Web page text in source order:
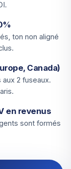
ton non aligné
Canada)
2 fuseaux.
en revenus
sont formés